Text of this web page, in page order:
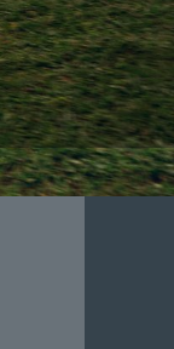
REZERVĒT